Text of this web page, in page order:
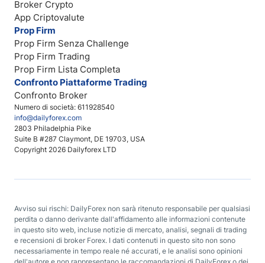
Numero di società: 611928540
info@dailyforex.com
2803 Philadelphia Pike
Suite B #287 Claymont, DE 19703, USA
Copyright 2026 Dailyforex LTD
Broker Crypto
App Criptovalute
Prop Firm
Prop Firm Senza Challenge
Prop Firm Trading
Prop Firm Lista Completa
Confronto Piattaforme Trading
Confronto Broker
Avviso sui rischi: DailyForex non sarà ritenuto responsabile per qualsiasi
perdita o danno derivante dall'affidamento alle informazioni contenute
in questo sito web, incluse notizie di mercato, analisi, segnali di trading
e recensioni di broker Forex. I dati contenuti in questo sito non sono
necessariamente in tempo reale né accurati, e le analisi sono opinioni